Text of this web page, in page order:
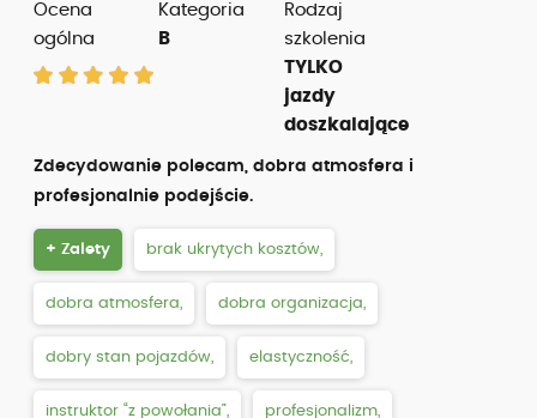
Ocena
ogólna
Kategoria
B
Rodzaj
szkolenia
TYLKO
jazdy
doszkalające
Zdecydowanie polecam, dobra atmosfera i
profesjonalnie podejście.
+ Zalety brak ukrytych kosztów,
dobra atmosfera, dobra organizacja,
dobry stan pojazdów, elastyczność,
instruktor “z powołania”, profesjonalizm,